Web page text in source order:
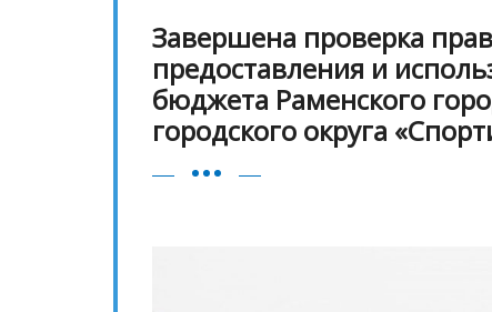
Завершена проверка
предоставления и
бюджета Раменского
городского округа